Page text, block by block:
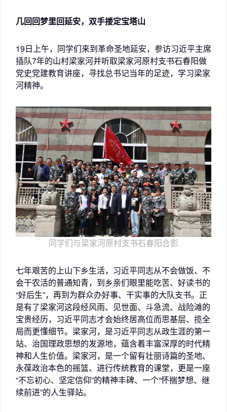
几回回梦里回延安，双手搂定宝塔山
19日上午，同学们来到革命圣地延安，参访习近平主席
插队7年的山村梁家河并听取梁家河原村支书石春阳做
党史党建教育讲座，寻找总书记当年的足迹，学习梁家
河精神。
同学们与梁家河原村支书石春阳合影
七年艰苦的上山下乡生活，习近平同志从不会做饭、不
会干农活的普通知青，到乡亲们眼里能吃苦、好读书的
“好后生”，再到为群众办好事、干实事的大队支书。正
是有了梁家河这段经风雨、见世面、斗急流、战险滩的
宝贵经历，习近平同志才会始终居高位而思基层、揽全
局而更懂细节。梁家河，是习近平同志从政生涯的第一
站、治国理政思想的发源地，蕴含着丰富深厚的时代精
神和人生价值。梁家河，是一个留有壮丽诗篇的圣地、
永葆政治本色的摇篮、进行传统教育的课堂，更是一座
“不忘初心、坚定信仰”的精神丰碑、一个“怀揣梦想、继
续前进”的人生驿站。